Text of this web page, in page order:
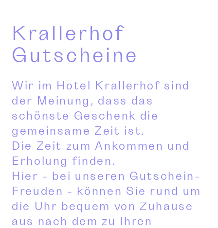
Krallerhof
Gutscheine
Wir im Hotel Krallerhof sind
der Meinung, dass das
schönste Geschenk die
gemeinsame Zeit ist.
Die Zeit zum Ankommen und
Erholung finden.
Hier - bei unseren Gutschein-
Freuden - können Sie rund um
die Uhr bequem von Zuhause
aus nach dem zu Ihren